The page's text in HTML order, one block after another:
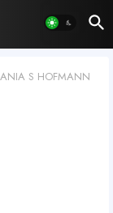
S HOFMANN